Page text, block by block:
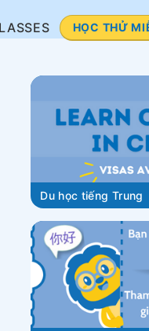
HỌC THỬ
Du học tiếng Trung